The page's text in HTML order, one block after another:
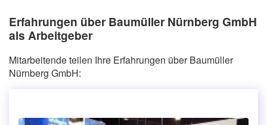
Erfahrungen über Baumüller Nürnberg GmbH
als Arbeitgeber
Mitarbeitende teilen Ihre Erfahrungen über Baumüller
Nürnberg GmbH: